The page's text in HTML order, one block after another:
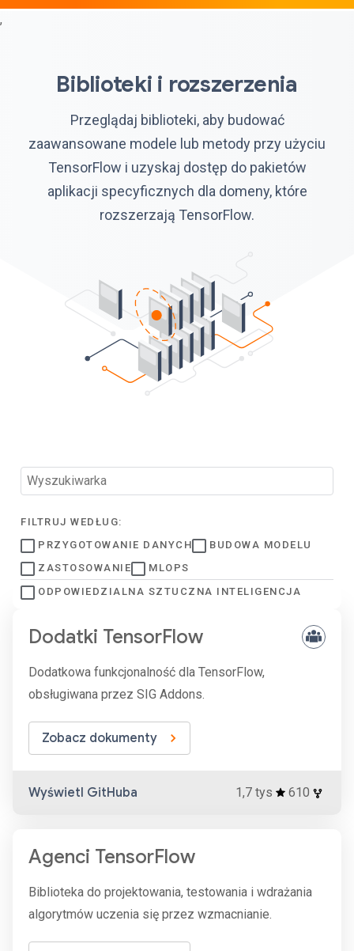
,
Biblioteki i rozszerzenia
Przeglądaj biblioteki, aby budować
zaawansowane modele lub metody przy użyciu
TensorFlow i uzyskaj dostęp do pakietów
aplikacji specyficznych dla domeny, które
rozszerzają TensorFlow.
FILTRUJ WEDŁUG:
PRZYGOTOWANIE DANYCH
BUDOWA MODELU
ZASTOSOWANIE
MLOPS
ODPOWIEDZIALNA SZTUCZNA INTELIGENCJA
Dodatki TensorFlow
Dodatkowa funkcjonalność dla TensorFlow,
obsługiwana przez SIG Addons.
Zobacz dokumenty
Wyświetl GitHuba 1,7 tys 610
Agenci TensorFlow
Biblioteka do projektowania, testowania i wdrażania
algorytmów uczenia się przez wzmacnianie.